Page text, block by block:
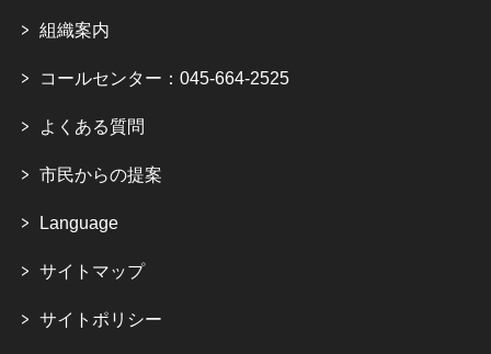
組織案内
コールセンター：045-664-2525
よくある質問
市民からの提案
Language
サイトマップ
サイトポリシー